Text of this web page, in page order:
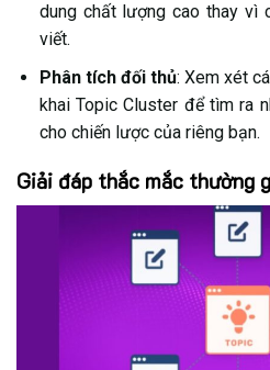
dung chất lượng cao thay vì
viết.
Phân tích đối thủ: Xem xét
khai Topic Cluster để tìm ra
cho chiến lược của riêng bạn.
Giải đáp thắc mắc thường